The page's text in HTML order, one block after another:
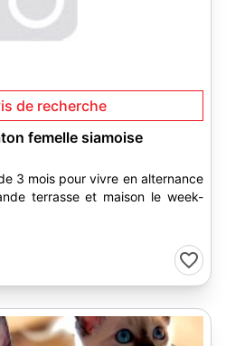
de recherche
femelle siamoise
en alternance
terrasse et maison le week-